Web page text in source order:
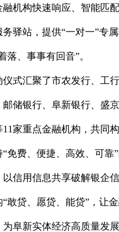
机构快速响应、智能匹
驿站，提供“一对一”专
落、事事有回音”。
式汇聚了市农发行、工
储银行、阜新银行、盛
11家重点金融机构，共同
“免费、便捷、高效、可靠
信用信息共享破解银企
“敢贷、愿贷、能贷”，让
阜新实体经济高质量发展